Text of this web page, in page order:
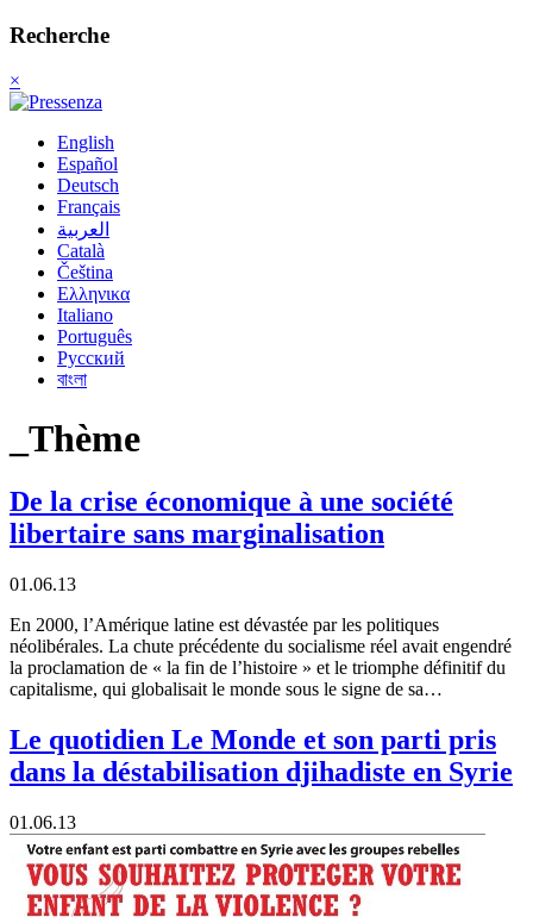
Recherche
×
English
Español
Deutsch
Français
العربية
Català
Čeština
Ελληνικα
Italiano
Português
Русский
বাংলা
_Thème
De la crise économique à une société
libertaire sans marginalisation
01.06.13
En 2000, l’Amérique latine est dévastée par les politiques
néolibérales. La chute précédente du socialisme réel avait engendré
la proclamation de « la fin de l’histoire » et le triomphe définitif du
capitalisme, qui globalisait le monde sous le signe de sa…
Le quotidien Le Monde et son parti pris
dans la déstabilisation djihadiste en Syrie
01.06.13